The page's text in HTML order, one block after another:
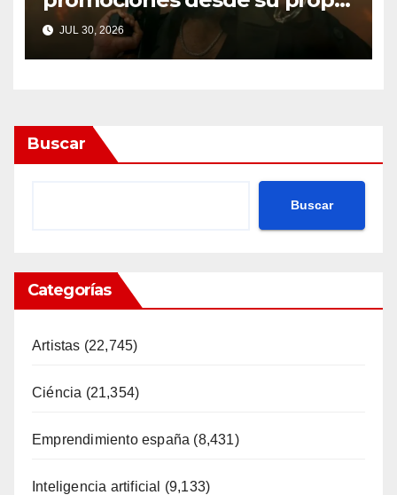
terreno!
JUL 30, 2026
Buscar
Buscar
Categorías
Artistas (22,745)
Ciéncia (21,354)
Emprendimiento españa (8,431)
Inteligencia artificial (9,133)